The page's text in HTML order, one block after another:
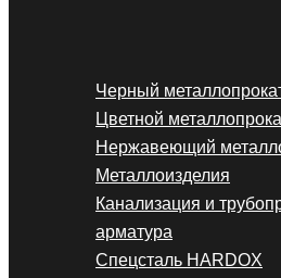
Черный
Цветной
Нержавеющий
Металлоизделия
Канализация и
арматура
Спецсталь HARDOX